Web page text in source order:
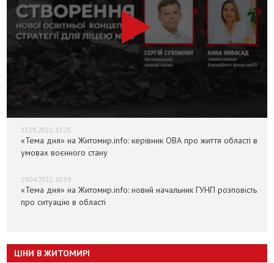
13.05.2022, 13:25
«Тема дня» на Житомир.info: керівник ОВА про життя області в
умовах воєнного стану
29.04.2022, 10:59
«Тема дня» на Житомир.info: новий начальник ГУНП розповість
про ситуацію в області
ЦІНИ В ЖИТОМИРІ